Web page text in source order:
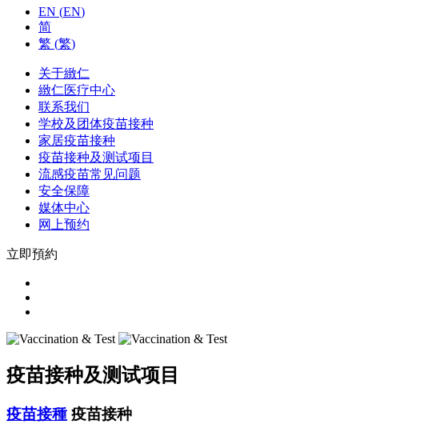
EN (EN)
简
繁 (繁)
关于緻仁
緻仁医疗中心
联系我们
学校及团体疫苗接种
家居疫苗接种
疫苗接种及测试项目
流感疫苗常见问题
安全保障
媒体中心
网上预约
立即預約
疫苗接种及测试项目
疫苗接種 疫苗接种